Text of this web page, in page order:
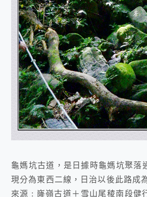
龜媽坑古道，是日據時龜媽坑聚落
現分為東西二線，日治以後此路成
來源 : 嶐嶺古道＋雪山尾稜南段